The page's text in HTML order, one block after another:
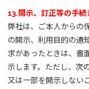
13.開示、訂正等の手続
弊社は、ご本人からの
の開示、利用目的の通
求があったときは、書
示します。ただし、次
又は一部を開示しない